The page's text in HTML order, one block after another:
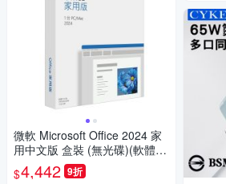
微軟 Microsoft Office 2024 家
用中文版 盒裝 (無光碟)(軟體拆
封後無法退換貨)
$4,442 9折